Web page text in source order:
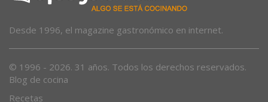
Desde 1996, el magazine gastronómico en internet.
© 1996 - 2026. 31 años. Todos los derechos reservados.
Blog de cocina
Recetas